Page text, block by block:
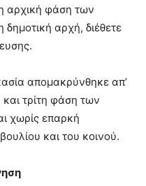
αρχική φάση των
αρχή, διέθετε
απομακρύνθηκε απ’
τρίτη φάση των
χωρίς επαρκή
και του κοινού.